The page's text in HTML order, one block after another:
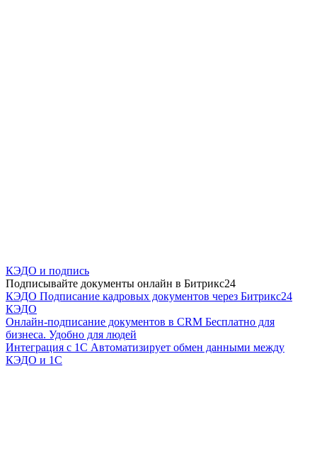
КЭДО и подпись
Подписывайте документы онлайн в Битрикс24
КЭДО Подписание кадровых документов через Битрикс24
КЭДО
Онлайн-подписание документов в CRM Бесплатно для
бизнеса. Удобно для людей
Интеграция с 1С Автоматизирует обмен данными между
КЭДО и 1С